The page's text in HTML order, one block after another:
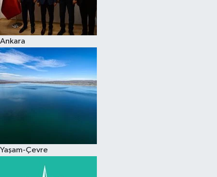
Ankara
Yaşam-Çevre
Spor
Çocuk
Eğitim
Kim kimdir?